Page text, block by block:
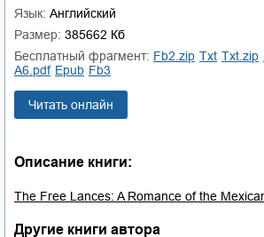
Язык: Английский
Размер: 385662 Кб
Бесплатный фрагмент:
fb2.zip txt txt.zip
a6.pdf
epub fb3
Читать онлайн
Описание книги:
The Free Lances: A Romance of the
Другие книги автора